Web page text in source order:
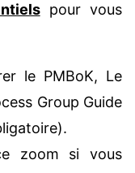
pour vous
le PMBoK, Le
Group Guide
zoom si vous